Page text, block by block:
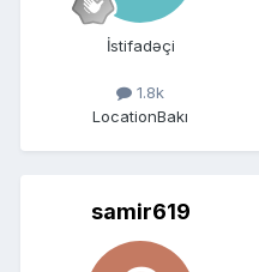
İstifadəçi
1.8k
LocationBakı
samir619